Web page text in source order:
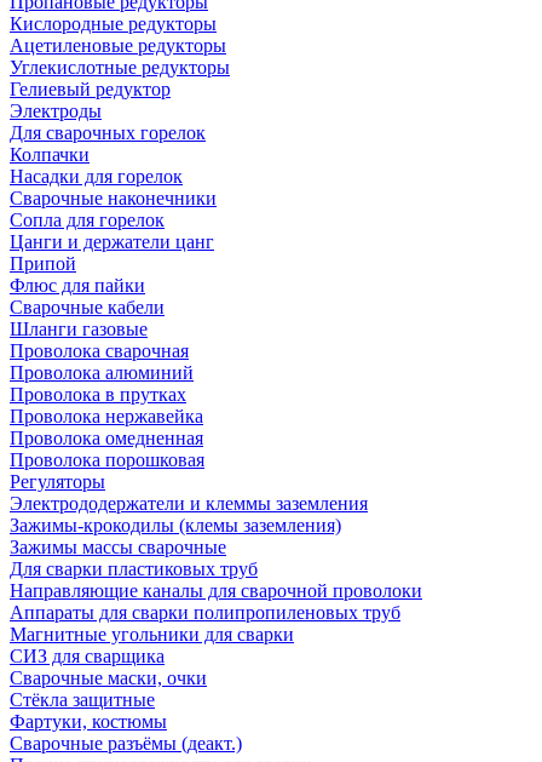
Кислородные редукторы
Ацетиленовые редукторы
Углекислотные редукторы
Гелиевый редуктор
Электроды
Для сварочных горелок
Колпачки
Насадки для горелок
Сварочные наконечники
Сопла для горелок
Цанги и держатели цанг
Припой
Флюс для пайки
Сварочные кабели
Шланги газовые
Проволока сварочная
Проволока алюминий
Проволока в прутках
Проволока нержавейка
Проволока омедненная
Проволока порошковая
Регуляторы
Электрододержатели и клеммы заземления
Зажимы-крокодилы (клемы заземления)
Зажимы массы сварочные
Для сварки пластиковых труб
Направляющие каналы для сварочной проволоки
Аппараты для сварки полипропиленовых труб
Магнитные угольники для сварки
СИЗ для сварщика
Сварочные маски, очки
Стёкла защитные
Фартуки, костюмы
Сварочные разъёмы (деакт.)